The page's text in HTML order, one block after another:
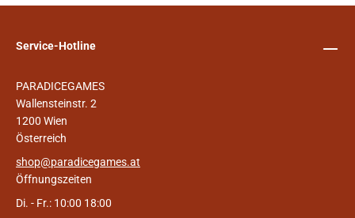
Service-Hotline
PARADICEGAMES
Wallensteinstr. 2
1200 Wien
Österreich
shop@paradicegames.at
Öffnungszeiten
Di. - Fr.: 10:00 18:00